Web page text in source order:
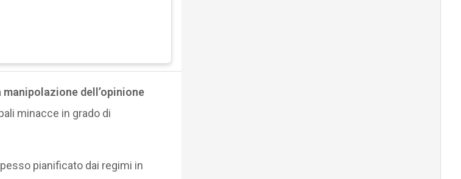
manipolazione dell’opinione
minacce in grado di
pianificato dai regimi in